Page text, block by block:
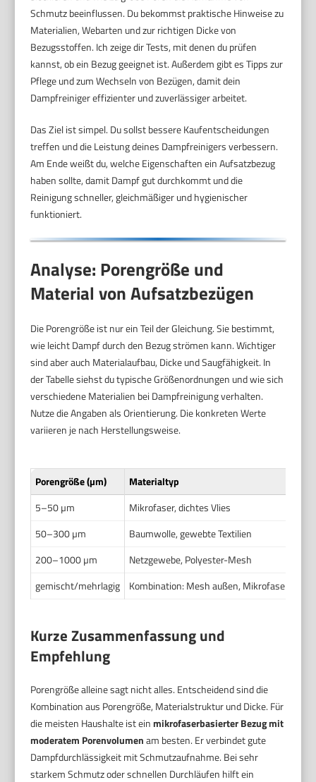
Schmutz beeinflussen. Du bekommst praktische Hinweise zu
Materialien, Webarten und zur richtigen Dicke von
Bezugsstoffen. Ich zeige dir Tests, mit denen du prüfen
kannst, ob ein Bezug geeignet ist. Außerdem gibt es Tipps zur
Pflege und zum Wechseln von Bezügen, damit dein
Dampfreiniger effizienter und zuverlässiger arbeitet.
Das Ziel ist simpel. Du sollst bessere Kaufentscheidungen
treffen und die Leistung deines Dampfreinigers verbessern.
Am Ende weißt du, welche Eigenschaften ein Aufsatzbezug
haben sollte, damit Dampf gut durchkommt und die
Reinigung schneller, gleichmäßiger und hygienischer
funktioniert.
Analyse: Porengröße und
Material von Aufsatzbezügen
Die Porengröße ist nur ein Teil der Gleichung. Sie bestimmt,
wie leicht Dampf durch den Bezug strömen kann. Wichtiger
sind aber auch Materialaufbau, Dicke und Saugfähigkeit. In
der Tabelle siehst du typische Größenordnungen und wie sich
verschiedene Materialien bei Dampfreinigung verhalten.
Nutze die Angaben als Orientierung. Die konkreten Werte
variieren je nach Herstellungsweise.
Porengröße (µm)
Materialtyp
5–50 µm
Mikrofaser, dichtes Vlies
50–300 µm
Baumwolle, gewebte Textilien
200–1000 µm
Netzgewebe, Polyester-Mesh
gemischt/mehrlagig
Kombination: Mesh außen, Mikrofaser innen
Kurze Zusammenfassung und
Empfehlung
Porengröße alleine sagt nicht alles. Entscheidend sind die
Kombination aus Porengröße, Materialstruktur und Dicke. Für
die meisten Haushalte ist einmikrofaserbasierter Bezug mit
moderatem Porenvolumenam besten. Er verbindet gute
Dampfdurchlässigkeit mit Schmutzaufnahme. Bei sehr
starkem Schmutz oder schnellen Durchläufen hilft ein